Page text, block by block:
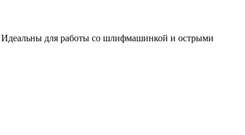
для работы со шлифмашинкой и острыми